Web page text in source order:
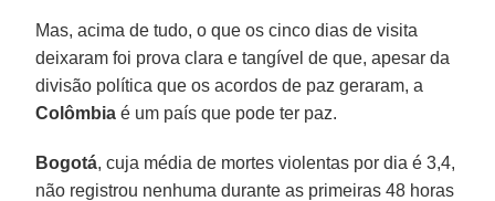
Mas, acima de tudo, o que os cinco dias de visita
deixaram foi prova clara e tangível de que, apesar da
divisão política que os acordos de paz geraram, a
Colômbia é um país que pode ter paz.
Bogotá, cuja média de mortes violentas por dia é 3,4,
não registrou nenhuma durante as primeiras 48 horas